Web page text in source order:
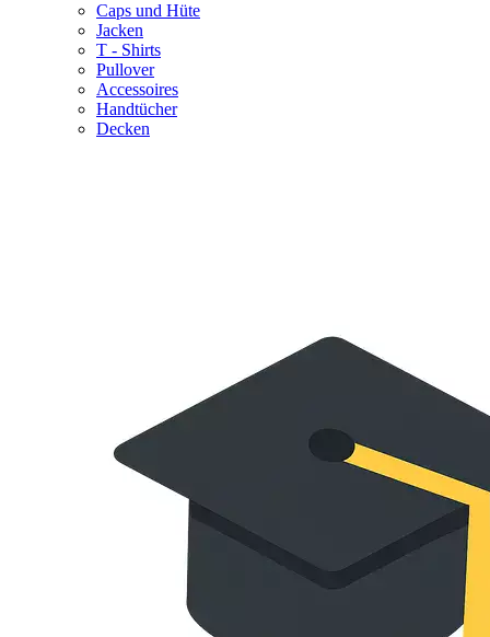
Caps und Hüte
Jacken
T - Shirts
Pullover
Accessoires
Handtücher
Decken